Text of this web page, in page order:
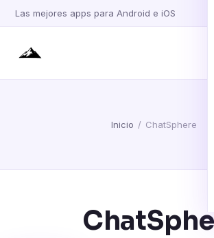
Las mejores apps para Android e iOS
Inicio / ChatSphere